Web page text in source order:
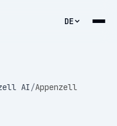
DE
AI /Appenzell